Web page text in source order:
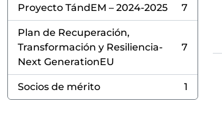
Proyecto TándEM – 2024-2025
, 7 results
7
Plan de Recuperación,
Transformación y Resiliencia-
Next GenerationEU
, 7 results
7
Socios de mérito
, 1 results
1